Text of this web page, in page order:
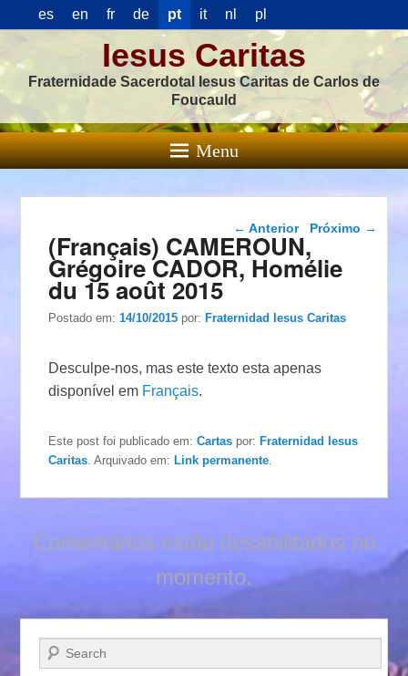
es en fr de pt it nl pl
Iesus Caritas
Fraternidade Sacerdotal Iesus Caritas de Carlos de
Foucauld
Menu
Navegação das
← Anterior Próximo →
(Français) CAMEROUN,
Grégoire CADOR, Homélie
du 15 août 2015
Postado em:14/10/2015 por:Fraternidad Iesus Caritas
Desculpe-nos, mas este texto esta apenas
disponível em Français.
Este post foi publicado em:Cartas por:Fraternidad Iesus
Caritas . Arquivado em:Link permanente
Comentários estão desabilitados no
momento.
Pesquisar…